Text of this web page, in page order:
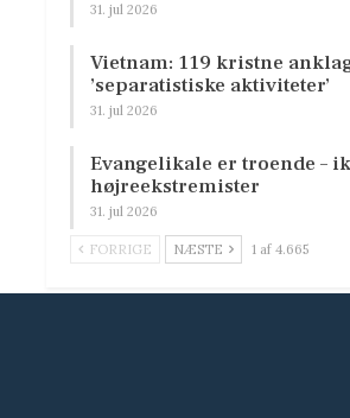
31. jul 2026
Vietnam: 119 kristne
’separatistiske aktiviteter’
31. jul 2026
Evangelikale er troende –
højreekstremister
31. jul 2026
FORRIGE NÆSTE 1 af 4.665